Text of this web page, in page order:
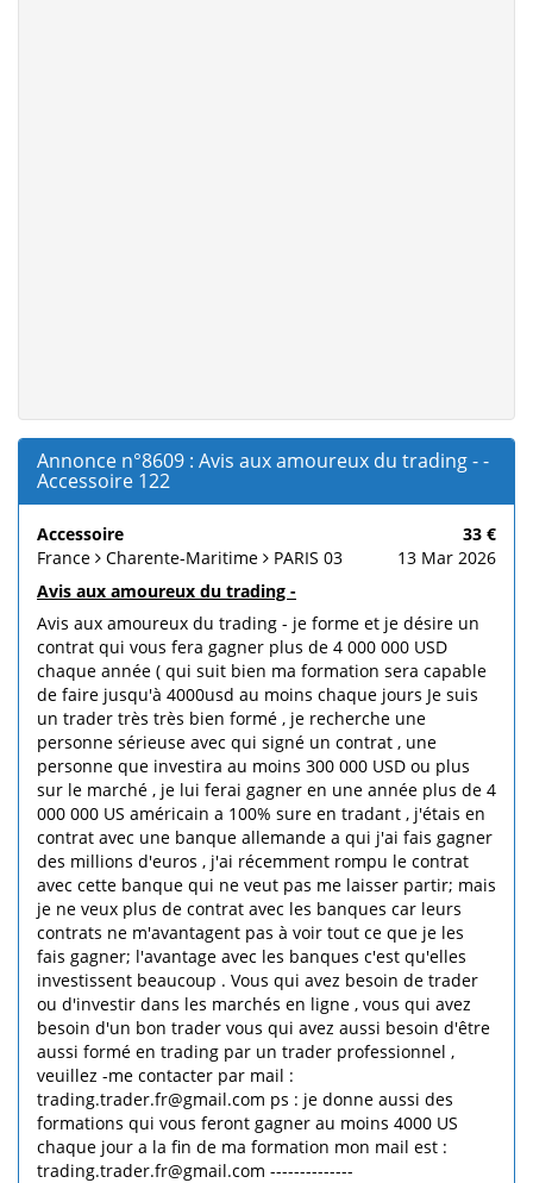
Annonce n°8609 : Avis aux amoureux du trading - -
Accessoire 122
Accessoire
33 €
France
Charente-Maritime PARIS 03
13 Mar 2026
Avis aux amoureux du trading -
Avis aux amoureux du trading - je forme et je désire un
contrat qui vous fera gagner plus de 4 000 000 USD
chaque année ( qui suit bien ma formation sera capable
de faire jusqu'à 4000usd au moins chaque jours Je suis
un trader très très bien formé , je recherche une
personne sérieuse avec qui signé un contrat , une
personne que investira au moins 300 000 USD ou plus
sur le marché , je lui ferai gagner en une année plus de 4
000 000 US américain a 100% sure en tradant , j'étais en
contrat avec une banque allemande a qui j'ai fais gagner
des millions d'euros , j'ai récemment rompu le contrat
avec cette banque qui ne veut pas me laisser partir; mais
je ne veux plus de contrat avec les banques car leurs
contrats ne m'avantagent pas à voir tout ce que je les
fais gagner; l'avantage avec les banques c'est qu'elles
investissent beaucoup . Vous qui avez besoin de trader
ou d'investir dans les marchés en ligne , vous qui avez
besoin d'un bon trader vous qui avez aussi besoin d'être
aussi formé en trading par un trader professionnel ,
veuillez -me contacter par mail :
trading.trader.fr@gmail.com ps : je donne aussi des
formations qui vous feront gagner au moins 4000 US
chaque jour a la fin de ma formation mon mail est :
trading.trader.fr@gmail.com --------------